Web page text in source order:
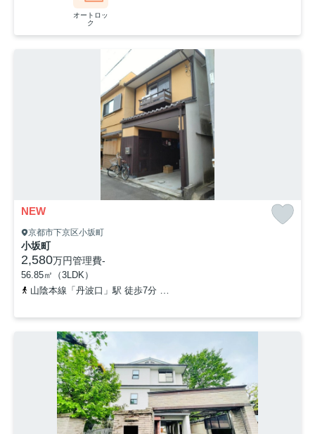
オートロッ
ク
NEW
京都市下京区小坂町
小坂町
2,580万円管理費-
56.85㎡（3LDK）
山陰本線「丹波口」駅 徒歩7分